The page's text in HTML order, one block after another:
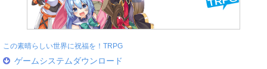
この素晴らしい世界に祝福を！TRPG
ゲームシステムダウンロード